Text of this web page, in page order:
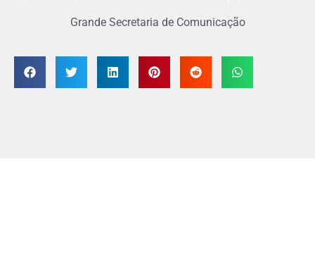
Grande Secretaria de Comunicação